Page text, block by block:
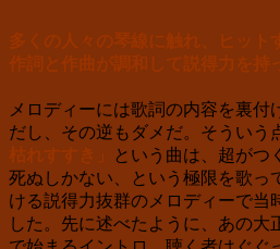
多くの人々の琴線に触れ、ヒット
作詞と作曲が調和して説得力を持
メロディーには歌詞の内容を裏付
だし、その逆もダメだ。そういう
枯れすすき」
という曲は、超がつ
死ぬしかない、という極限を歌っ
ける説得力抜群のメロディーで当
した。先に述べたように、あの大